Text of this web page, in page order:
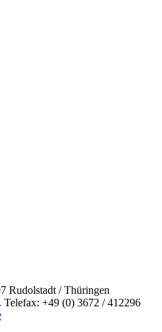
Rudolstadt / Thüringen
+49 (0) 3672 / 412296